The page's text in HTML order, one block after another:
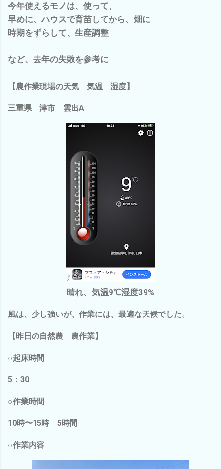
今年使えるモノは、使って、
早めに、ハウスで育苗してから、畑に
時期をずらして、生産調整
など、去年の失敗を参考に
【農作業現場の天気 気温 湿度】
三重県 津市 雲出A
晴れ、気温9℃湿度39%
風は、少し強いが、作業には、最適な天候でした。
【昨日の自然農 農作業】
○起床時間
5：30
○作業時間
10時〜15時 5時間
○作業内容